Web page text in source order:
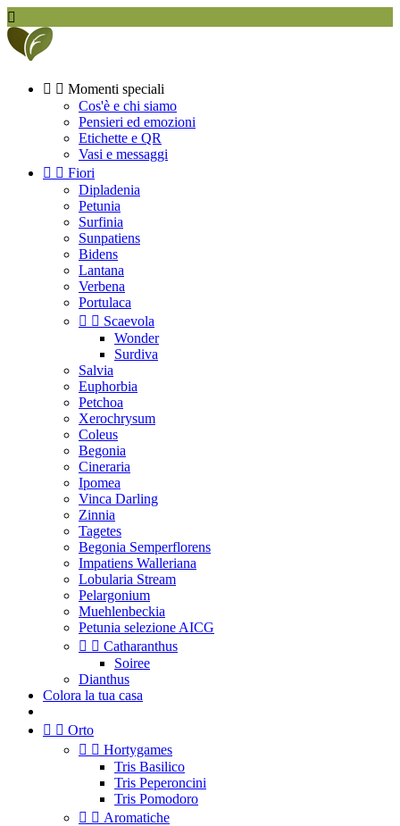

  Momenti speciali
Cos'è e chi siamo
Pensieri ed emozioni
Etichette e QR
Vasi e messaggi
  Fiori
Dipladenia
Petunia
Surfinia
Sunpatiens
Bidens
Lantana
Verbena
Portulaca
  Scaevola
Wonder
Surdiva
Salvia
Euphorbia
Petchoa
Xerochrysum
Coleus
Begonia
Cineraria
Ipomea
Vinca Darling
Zinnia
Tagetes
Begonia Semperflorens
Impatiens Walleriana
Lobularia Stream
Pelargonium
Muehlenbeckia
Petunia selezione AICG
  Catharanthus
Soiree
Dianthus
Colora la tua casa
  Orto
  Hortygames
Tris Basilico
Tris Peperoncini
Tris Pomodoro
  Aromatiche